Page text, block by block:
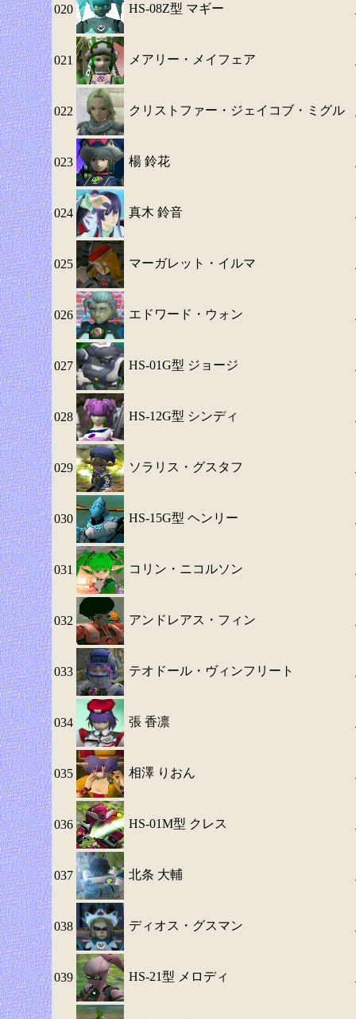
020 HS-08Z型 マギー
021 メアリー・メイフェア
022 クリストファー・ジェイコブ・ミグル
023 楊 鈴花
024 真木 鈴音
025 マーガレット・イルマ
026 エドワード・ウォン
027 HS-01G型 ジョージ
028 HS-12G型 シンディ
029 ソラリス・グスタフ
030 HS-15G型 ヘンリー
031 コリン・ニコルソン
032 アンドレアス・フィン
033 テオドール・ヴィンフリート
034 張 香凛
035 相澤 りおん
036 HS-01M型 クレス
037 北条 大輔
038 ディオス・グスマン
039 HS-21型 メロディ